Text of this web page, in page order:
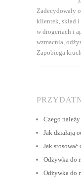
Zadecydowały
klientek, skład i
w drogeriach i
wzmacnia,
Zapobiega
Czego
Jak działają
Jak stosować
Odżywka do
Odżywka do